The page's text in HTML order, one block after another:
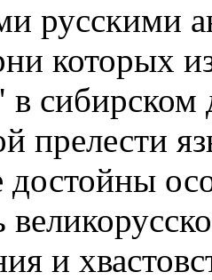
русскими
которых
сибирском
прелести
и